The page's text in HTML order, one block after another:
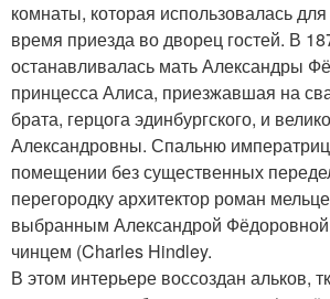
комнаты, которая использовалась
время приезда во дворец гостей. В
останавливалась мать Александры
принцесса Алиса, приезжавшая на
брата, герцога эдинбургского, и
Александровны. Спальню
помещении без существенных
перегородку архитектор роман
выбранным Александрой Фёдоровной
чинцем (Charles Hindley.
В этом интерьере воссоздан альков,